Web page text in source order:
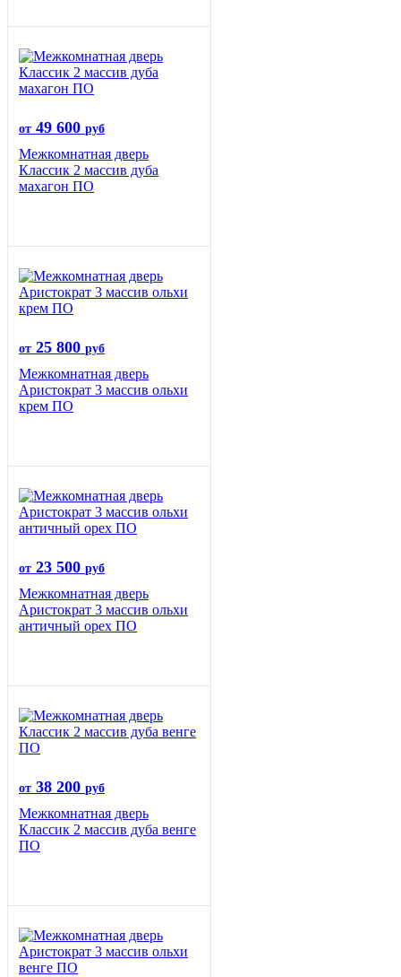
от 49 600 руб
Межкомнатная дверь
Классик 2 массив дуба
махагон ПО
от 25 800 руб
Межкомнатная дверь
Аристократ 3 массив ольхи
крем ПО
от 23 500 руб
Межкомнатная дверь
Аристократ 3 массив ольхи
античный орех ПО
от 38 200 руб
Межкомнатная дверь
Классик 2 массив дуба венге
ПО